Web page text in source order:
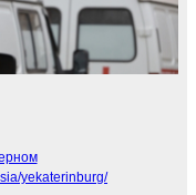
yekaterinburg/